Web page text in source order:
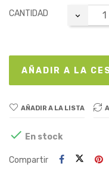
CANTIDAD
AÑADIR A LA
AÑADIR A LA LISTA
 En stock
Compartir